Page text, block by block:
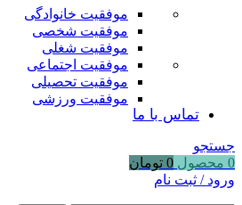
موفقیت خانوادگی
موفقیت شخصی
موفقیت شغلی
موفقیت اجتماعی
موفقیت تحصیلی
موفقیت ورزشی
تماس با ما
جستجو
0 محصول 0 تومان
ورود / ثبت نام